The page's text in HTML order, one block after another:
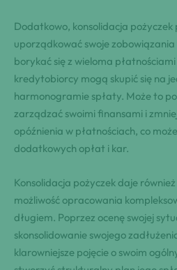
Dodatkowo, konsolidacja
uporządkować swoje
borykać się z wieloma
kredytobiorcy mogą skupić się na
harmonogramie spłaty. Może to
zarządzać swoimi finansami i
opóźnienia w płatnościach, co
dodatkowych opłat i kar.
Konsolidacja pożyczek daje
możliwość opracowania
długiem. Poprzez ocenę swojej
skonsolidowanie swojego
klarowniejsze pojęcie o swoim